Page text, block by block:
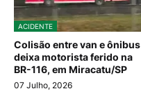
ACIDENTE
Colisão entre van e ônibus
deixa motorista ferido na
BR-116, em Miracatu/SP
07 Julho, 2026